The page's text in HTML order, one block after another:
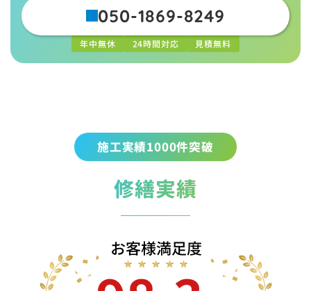
050-1869-8249
年中無休 24時間対応 見積無料
施工実績1000件突破
修繕実績